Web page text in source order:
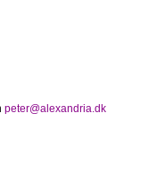
peter@alexandria.dk